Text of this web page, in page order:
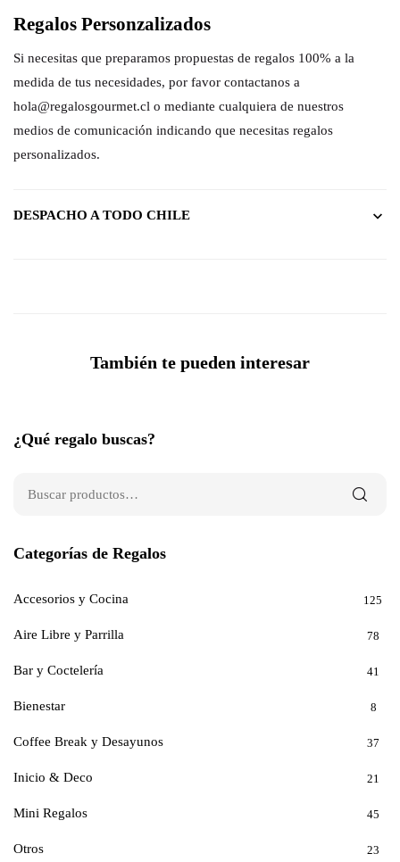
Regalos Personzalizados
Si necesitas que preparamos propuestas de regalos 100% a la
medida de tus necesidades, por favor contactanos a
hola@regalosgourmet.cl o mediante cualquiera de nuestros
medios de comunicación indicando que necesitas regalos
personalizados.
DESPACHO A TODO CHILE
También te pueden interesar
¿Qué regalo buscas?
Categorías de Regalos
Accesorios y Cocina 125
Aire Libre y Parrilla 78
Bar y Coctelería 41
Bienestar 8
Coffee Break y Desayunos 37
Inicio & Deco 21
Mini Regalos 45
Otros 23